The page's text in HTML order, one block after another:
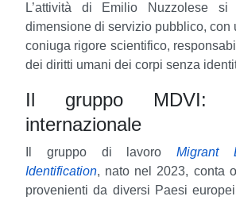
L’attività di Emilio Nuzzolese
dimensione di servizio pubblico, con
coniuga rigore scientifico,
dei diritti umani dei corpi senza
Il gruppo MDVI:
internazionale
Il gruppo di lavoroMigrant
Identification, nato nel 2023, conta
provenienti da diversi Paesi